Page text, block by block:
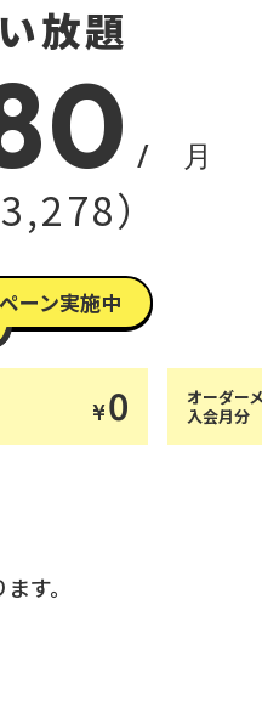
放題
/月
）
ーン実施中
¥0
オーダー
入会月分
す。